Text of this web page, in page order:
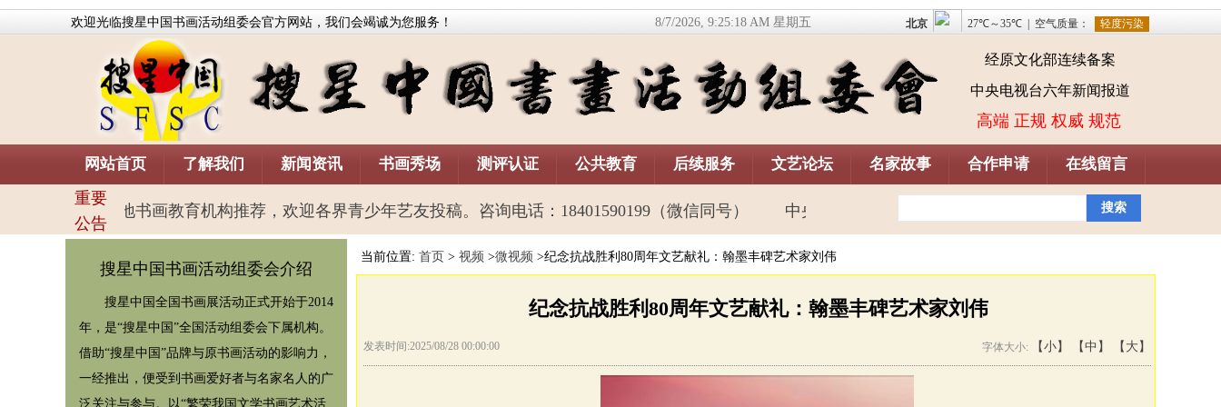
网站首页 了解我们 新闻资讯 书画秀场 测评认证 公共教育 后续服务 文艺论坛 名家故事 合作申请 在线留言
重要
公告
稿，欢迎各地书画教育机构推荐，欢迎各界青少年艺友投稿。咨询电话：18401590199（微信同号） 中央级电视媒体品质栏目《对话文艺家》正在征集嘉宾，欢迎
8/7/2026, 9:25:18 AM 星期五
欢迎光临搜星中国书画活动组委会官方网站，我们会竭诚为您服务！
经原文化部连续备案
中央电视台六年新闻报道
高端 正规 权威 规范
搜星中国书画活动组委会介绍
搜星中国全国书画展活动正式开始于2014
年，是“搜星中国”全国活动组委会下属机构。
借助“搜星中国”品牌与原书画活动的影响力，
一经推出，便受到书画爱好者与名家名人的广
泛关注与参与。以“繁荣我国文学书画艺术活
当前位置: 首页 > 视频 >微视频 >纪念抗战胜利80周年文艺献礼：翰墨丰碑艺术家刘伟
纪念抗战胜利80周年文艺献礼：翰墨丰碑艺术家刘伟
发表时间:2025/08/28 00:00:00 字体大小: 【小】 【中】 【大】